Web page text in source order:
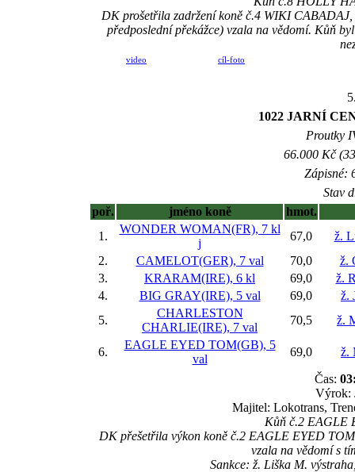
DK prošetřila zadržení koně č.4 WIKI
předposlední překážce) vzala na vědomí. Kůň
video cíl-foto
1022 JARNÍ
Proutky
66.000 Kč
Zápisné:
Stav
poř.
jméno koně
hmot.
1.
WONDER WOMAN(FR), 7 kl
j
67,0
ž.
2.
CAMELOT(GER), 7 val 70,0
ž.
3.
KRARAM(IRE), 6 kl 69,0
ž.
4.
BIG GRAY(IRE), 5 val 69,0
ž.
5.
CHARLESTON
CHARLIE(IRE), 7 val
70,5 ž.
6.
EAGLE EYED TOM(GB), 5
val
69,0
ž.
Čas:
Výrok:
Majitel: Lokotrans,
Kůň č.2 EAGLE
DK přešetřila výkon koně č.2 EAGLE EYED
vzala na vědomí s
Sankce: ž. Liška M.